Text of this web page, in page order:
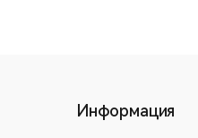
Информация